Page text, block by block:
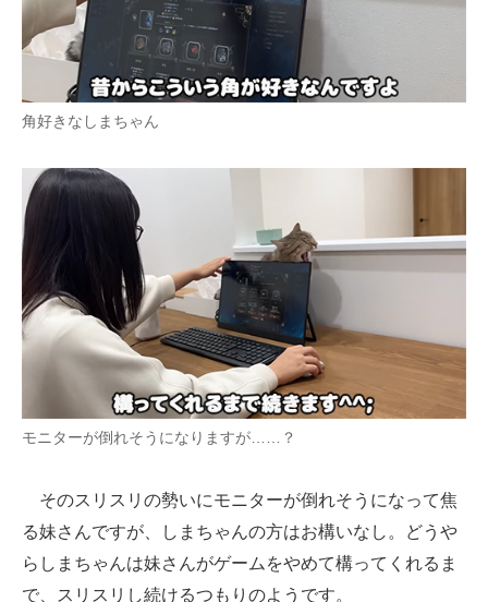
角好きなしまちゃん
モニターが倒れそうになりますが……？
そのスリスリの勢いにモニターが倒れそうになって焦
る妹さんですが、しまちゃんの方はお構いなし。どうや
らしまちゃんは妹さんがゲームをやめて構ってくれるま
で、スリスリし続けるつもりのようです。